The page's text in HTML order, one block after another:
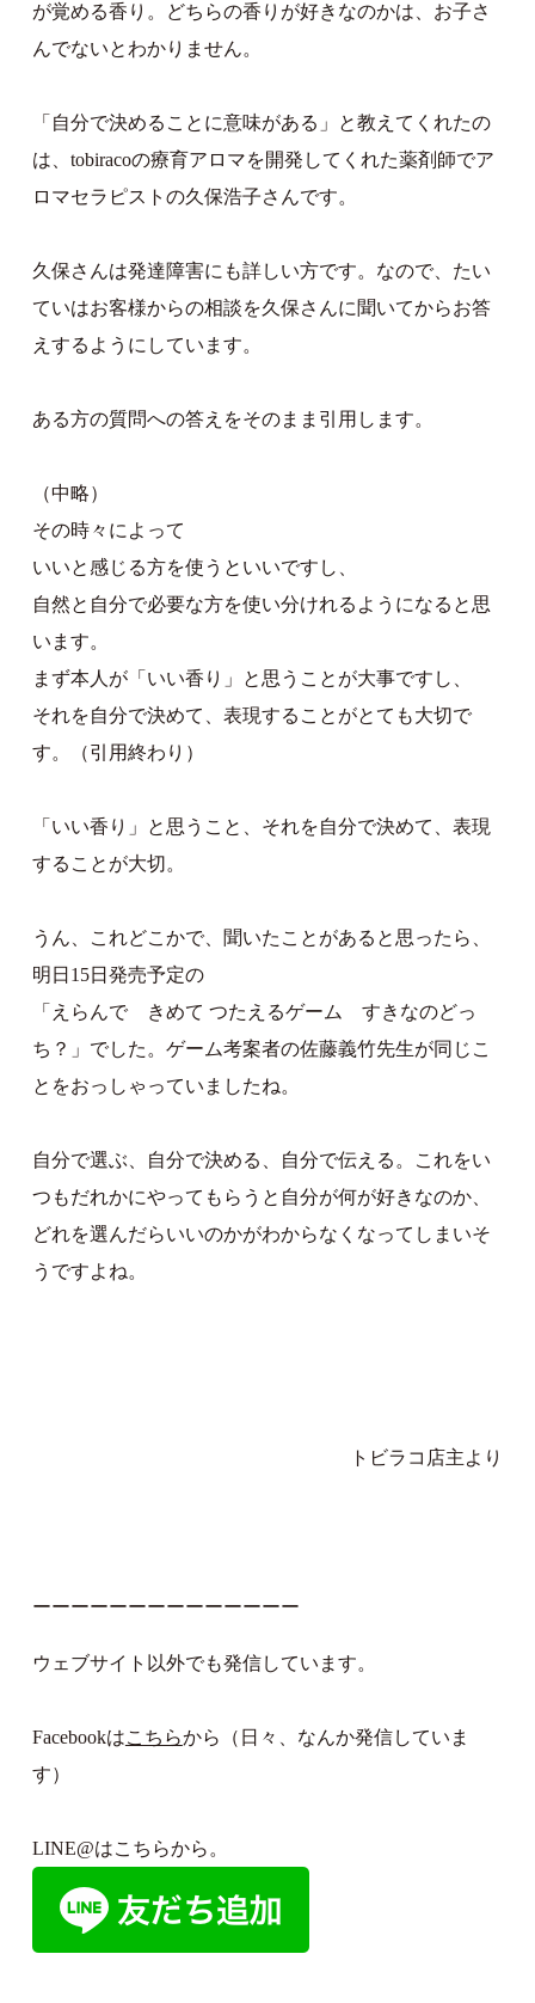
が覚める香り。どちらの香りが好きなのかは、お子さ
んでないとわかりません。
「自分で決めることに意味がある」と教えてくれたの
は、tobiracoの療育アロマを開発してくれた薬剤師でア
ロマセラピストの久保浩子さんです。
久保さんは発達障害にも詳しい方です。なので、たい
ていはお客様からの相談を久保さんに聞いてからお答
えするようにしています。
ある方の質問への答えをそのまま引用します。
（中略）
その時々によって
いいと感じる方を使うといいですし、
自然と自分で必要な方を使い分けれるようになると思
います。
まず本人が「いい香り」と思うことが大事ですし、
それを自分で決めて、表現することがとても大切で
す。（引用終わり）
「いい香り」と思うこと、それを自分で決めて、表現
することが大切。
うん、これどこかで、聞いたことがあると思ったら、
明日15日発売予定の
「えらんで きめて つたえるゲーム すきなのどっ
ち？」でした。ゲーム考案者の佐藤義竹先生が同じこ
とをおっしゃっていましたね。
自分で選ぶ、自分で決める、自分で伝える。これをい
つもだれかにやってもらうと自分が何が好きなのか、
どれを選んだらいいのかがわからなくなってしまいそ
うですよね。
トビラコ店主より
ーーーーーーーーーーーーーー
ウェブサイト以外でも発信しています。
Facebookはこちらから（日々、なんか発信していま
す）
LINE@はこちらから。